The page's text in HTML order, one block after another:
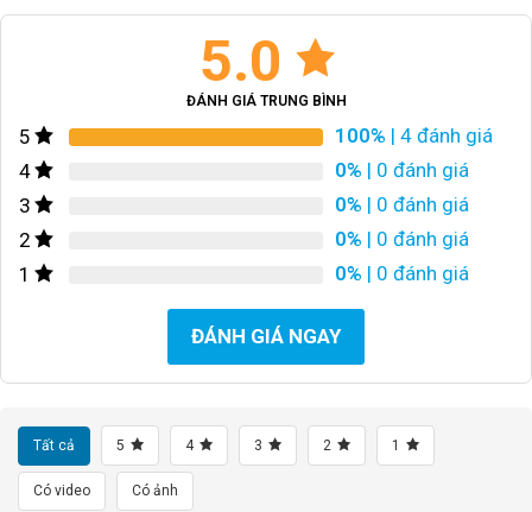
5.0
ĐÁNH GIÁ TRUNG BÌNH
5 100% | 4 đánh giá
4
0% | 0 đánh giá
3
0% | 0 đánh giá
2
0% | 0 đánh giá
1
0% | 0 đánh giá
ĐÁNH GIÁ NGAY
Tất cả 5 4 3 2 1
Có video Có ảnh